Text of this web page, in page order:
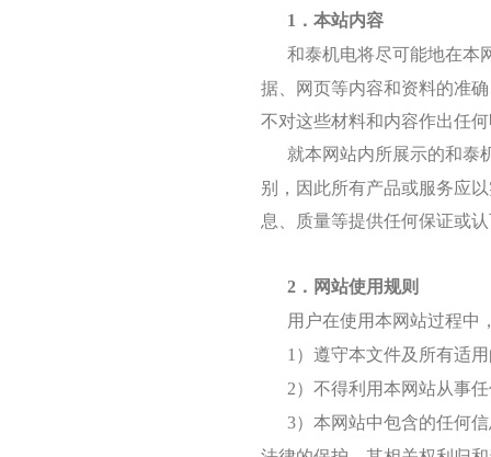
1．本站内容
和泰机电将尽可能地在本
据、网页等内容和资料的准
不对这些材料和内容作出任
就本网站内所展示的和泰
别，因此所有产品或服务应
息、质量等提供任何保证或
2．网站使用规则
用户在使用本网站过程中
1）遵守本文件及所有适
2）不得利用本网站从事
3）本网站中包含的任何